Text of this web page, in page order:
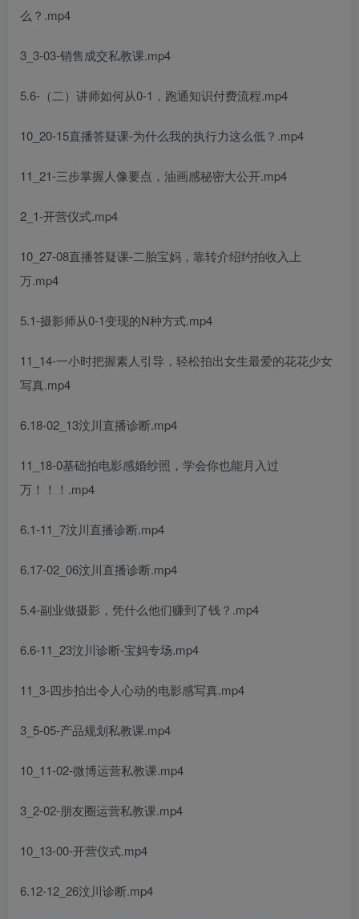
么？.mp4
3_3-03-销售成交私教课.mp4
5.6-（二）讲师如何从0-1，跑通知识付费流程.mp4
10_20-15直播答疑课-为什么我的执行力这么低？.mp4
11_21-三步掌握人像要点，油画感秘密大公开.mp4
2_1-开营仪式.mp4
10_27-08直播答疑课-二胎宝妈，靠转介绍约拍收入上
万.mp4
5.1-摄影师从0-1变现的N种方式.mp4
11_14-一小时把握素人引导，轻松拍出女生最爱的花花少女
写真.mp4
6.18-02_13汶川直播诊断.mp4
11_18-0基础拍电影感婚纱照，学会你也能月入过
万！！！.mp4
6.1-11_7汶川直播诊断.mp4
6.17-02_06汶川直播诊断.mp4
5.4-副业做摄影，凭什么他们赚到了钱？.mp4
6.6-11_23汶川诊断-宝妈专场.mp4
11_3-四步拍出令人心动的电影感写真.mp4
3_5-05-产品规划私教课.mp4
10_11-02-微博运营私教课.mp4
3_2-02-朋友圈运营私教课.mp4
10_13-00-开营仪式.mp4
6.12-12_26汶川诊断.mp4